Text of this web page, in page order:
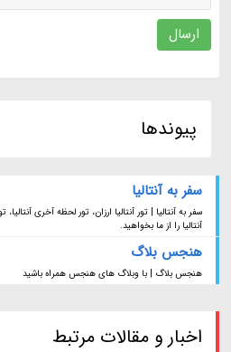
ارسال
پیوندها
سفر به آنتالیا
سفر به آنتالیا | تور آنتالیا ارزان، تور لحظه آخری آنتالیا،
آنتالیا را از ما بخواهید.
هنجس بلاگ
هنجس بلاگ | با وبلاگ های هنجس همراه باشید
اخبار و مقالات مرتبط